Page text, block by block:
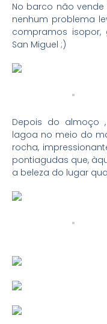
No barco não
nenhum problema
compramos isopor,
San Miguel ;)
Depois do almoço
lagoa no meio do
rocha,
pontiagudas que,
a beleza do lugar